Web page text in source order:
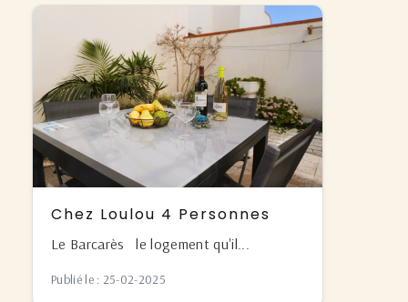
Chez Loulou 4 Personnes
Le Barcarès le logement qu'il...
Publié le : 25-02-2025